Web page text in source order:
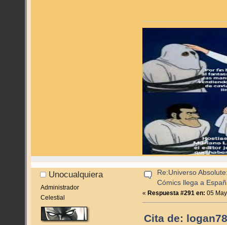
Unocualquiera
Administrador
Celestial
Re:Universo
Cómics llega a
«Respuesta #291 en: 05
Cita de: